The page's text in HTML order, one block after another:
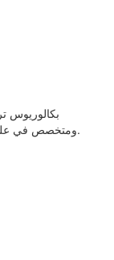
بكالوريوس
ومتخصص في علوم السياحه والتحرير الاخباري التلفزيوني والصحفي.